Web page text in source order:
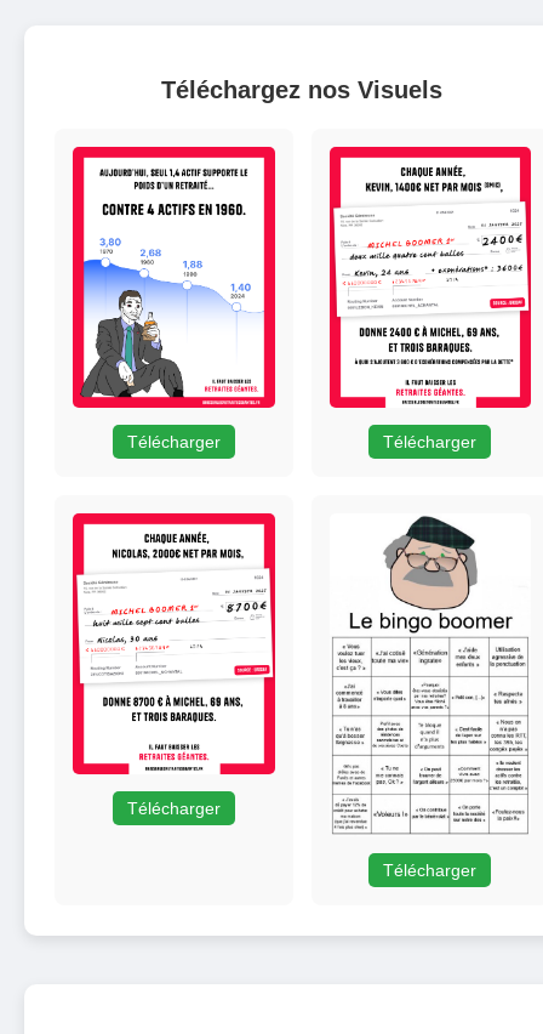
Téléchargez nos Visuels
Télécharger Télécharger
Télécharger
Télécharger